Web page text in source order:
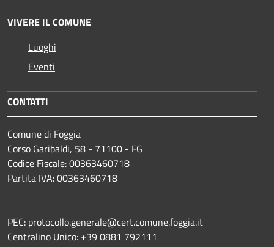
VIVERE IL COMUNE
Luoghi
Eventi
CONTATTI
Comune di Foggia
Corso Garibaldi, 58 - 71100 - FG
Codice Fiscale: 00363460718
Partita IVA: 00363460718
PEC: protocollo.generale@cert.comune.foggia.it
Centralino Unico: +39 0881 792111